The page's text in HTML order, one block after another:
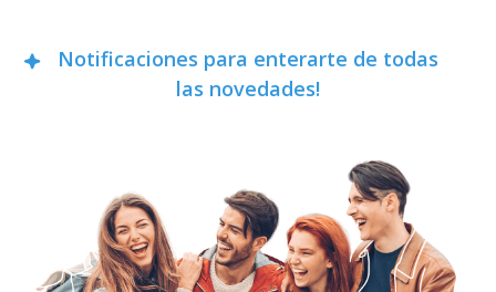
Notificaciones para enterarte de todas
las novedades!